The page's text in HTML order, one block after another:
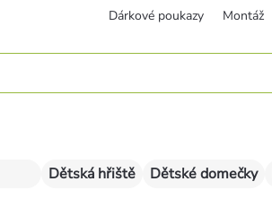
Dárkové poukazy Montáž
Dětská hřiště Dětské domečky